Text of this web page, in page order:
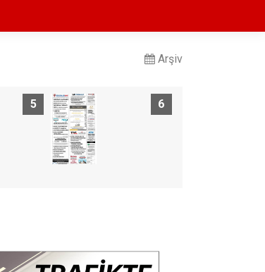
Arşiv
5 6